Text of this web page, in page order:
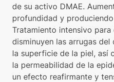
de su activo DMAE.
profundidad y
Tratamiento intensivo
disminuyen las arrugas
la superficie de la piel, así
la permeabilidad de la
un efecto reafirmante y